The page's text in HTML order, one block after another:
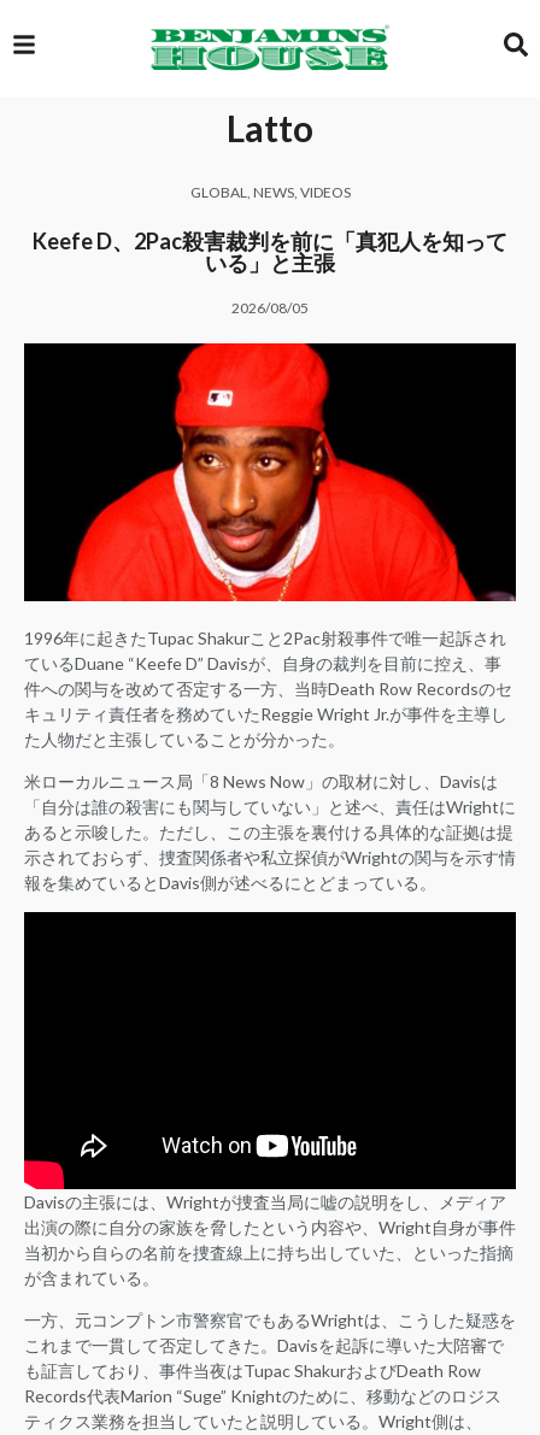
EXCLUSIVE
GLOBAL
GALLERY
LOGIN
Latto
GLOBAL NEWS, VIDEOS
Keefe D、2Pac殺害裁判を前に「真犯人を知って
いる」と主張
2026/08/05
1996年に起きたTupac Shakurこと2Pac射殺事件で唯一起訴され
ているDuane “Keefe D” Davisが、自身の裁判を目前に控え、事
件への関与を改めて否定する一方、当時Death Row Recordsのセ
キュリティ責任者を務めていたReggie Wright Jr.が事件を主導し
た人物だと主張していることが分かった。
米ローカルニュース局「8 News Now」の取材に対し、Davisは
「自分は誰の殺害にも関与していない」と述べ、責任はWrightに
あると示唆した。ただし、この主張を裏付ける具体的な証拠は提
示されておらず、捜査関係者や私立探偵がWrightの関与を示す情
報を集めているとDavis側が述べるにとどまっている。
Davisの主張には、Wrightが捜査当局に嘘の説明をし、メディア
出演の際に自分の家族を脅したという内容や、Wright自身が事件
当初から自らの名前を捜査線上に持ち出していた、といった指摘
が含まれている。
一方、元コンプトン市警察官でもあるWrightは、こうした疑惑を
これまで一貫して否定してきた。Davisを起訴に導いた大陪審で
も証言しており、事件当夜はTupac ShakurおよびDeath Row
Records代表Marion “Suge” Knightのために、移動などのロジス
ティクス業務を担当していたと説明している。Wright側は、